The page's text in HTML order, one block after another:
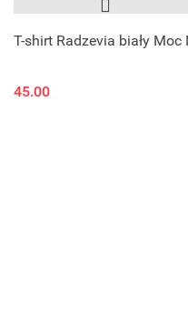
T-shirt Radzevia biały
45.00